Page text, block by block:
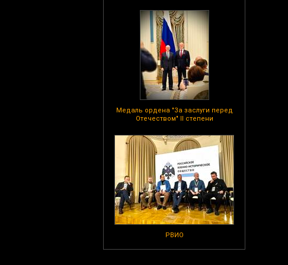
Медаль ордена "За заслуги перед
Отечеством" II степени
РВИО